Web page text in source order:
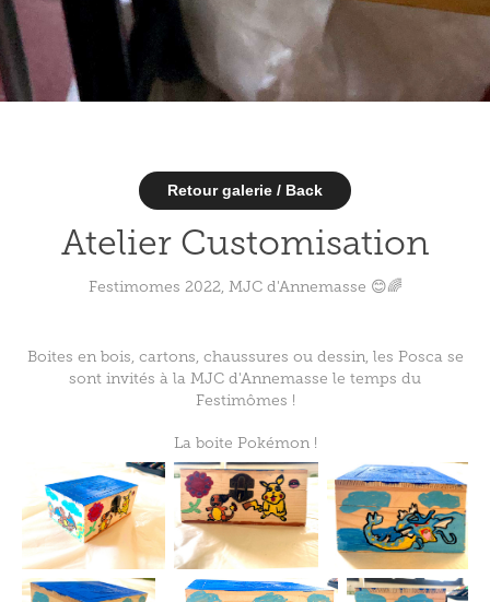
Retour galerie / Back
Atelier Customisation
Festimomes 2022, MJC d'Annemasse 😊🌈
Boites en bois, cartons, chaussures ou dessin, les Posca se
sont invités à la MJC d'Annemasse le temps du
Festimômes !
La boite Pokémon !